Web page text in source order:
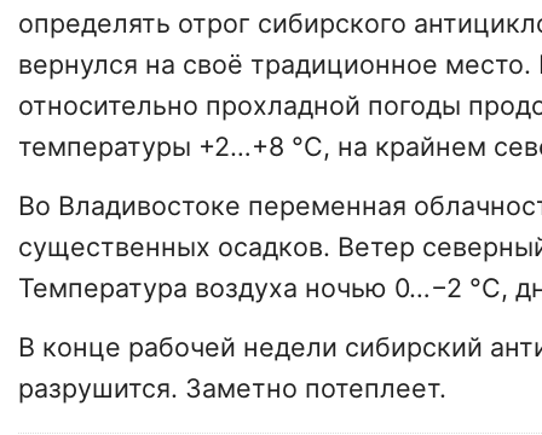
определять отрог сибирского
вернулся на своё традиционное
относительно прохладной погоды
температуры +2…+8 °С, на крайнем
Во Владивостоке переменная
существенных осадков. Ветер
Температура воздуха ночью 0…−2 °С,
В конце рабочей недели сибирский
разрушится. Заметно потеплеет.